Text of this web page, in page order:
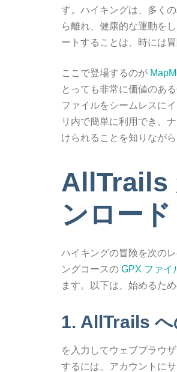
す。ハイキングは、多く
ら離れ、健康的な運動を
ートすることは、時には
ここで登場するのが
とっても非常に価値のあ
ファイルをシームレスに
リ内で簡単に利用でき、
けられることを知りなが
AllTrails
ンロード
ハイキングの冒険を次の
ングコースの GPX ファイ
ます。以下は、始めるた
1. AllTrails
を入力してウェブブラウ
するには、アカウントに